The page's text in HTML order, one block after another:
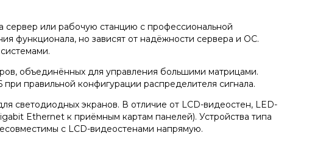
сервер или рабочую станцию с профессиональной
функционала, но зависят от надёжности сервера и ОС.
объединённых для управления большими матрицами.
правильной конфигурации распределителя сигнала.
светодиодных экранов. В отличие от LCD-видеостен, LED-
Ethernet к приёмным картам панелей). Устройства типа
с LCD-видеостенами напрямую.